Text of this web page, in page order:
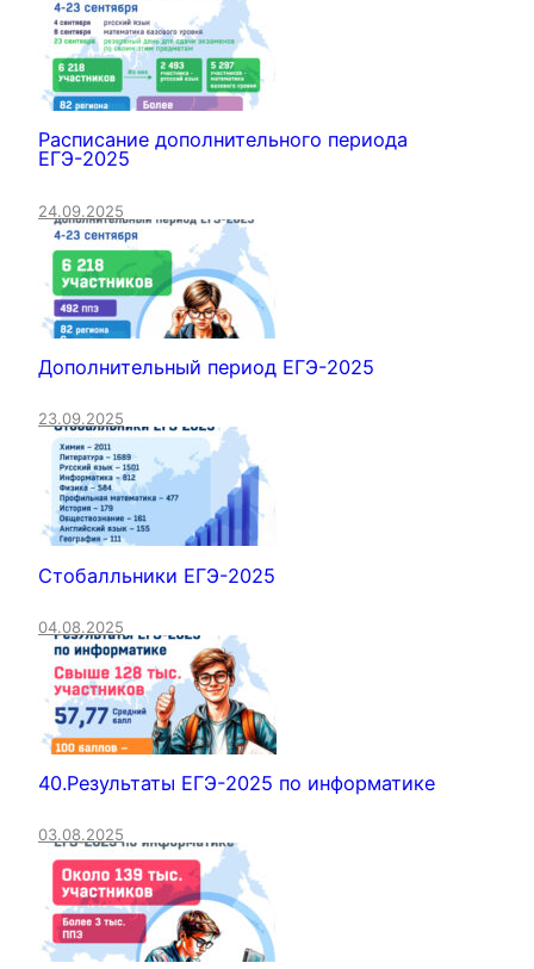
Расписание дополнительного периода
ЕГЭ-2025
24.09.2025
Дополнительный период ЕГЭ-2025
23.09.2025
Стобалльники ЕГЭ-2025
04.08.2025
40.Результаты ЕГЭ-2025 по информатике
03.08.2025